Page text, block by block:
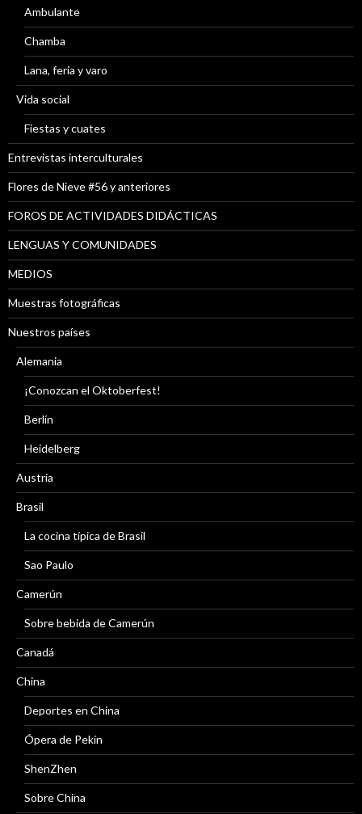
Ambulante
Chamba
Lana, feria y varo
Vida social
Fiestas y cuates
Entrevistas interculturales
Flores de Nieve #56 y anteriores
FOROS DE ACTIVIDADES DIDÁCTICAS
LENGUAS Y COMUNIDADES
MEDIOS
Muestras fotográficas
Nuestros países
Alemania
¡Conozcan el Oktoberfest!
Berlín
Heidelberg
Austria
Brasil
La cocina típica de Brasil
Sao Paulo
Camerún
Sobre bebida de Camerún
Canadá
China
Deportes en China
Ópera de Pekín
ShenZhen
Sobre China